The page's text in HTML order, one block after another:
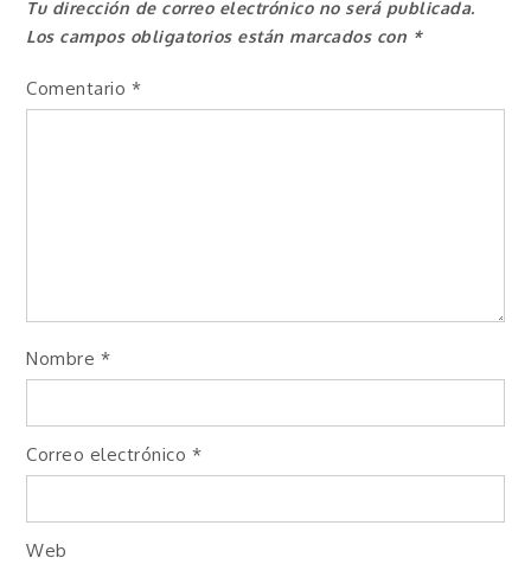
Tu dirección de correo electrónico no será publicada.
Los campos obligatorios están marcados con *
Comentario *
Nombre *
Correo electrónico *
Web